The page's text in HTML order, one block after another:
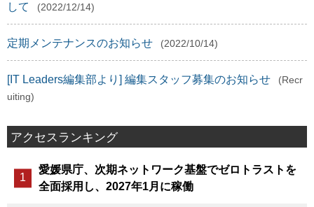
して
(2022/12/14)
定期メンテナンスのお知らせ (2022/10/14)
[IT Leaders編集部より] 編集スタッフ募集のお知らせ
(Recr
uiting)
アクセスランキング
愛媛県庁、次期ネットワーク基盤でゼロトラストを
全面採用し、2027年1月に稼働